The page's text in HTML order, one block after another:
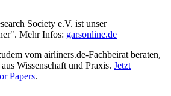
Society e.V. ist unser
Mehr Infos: garsonline.de
vom airliners.de-Fachbeirat beraten,
Wissenschaft und Praxis. Jetzt
Papers.